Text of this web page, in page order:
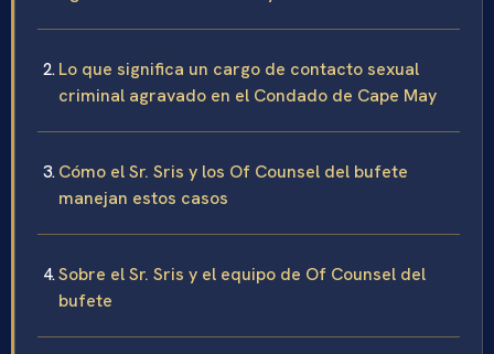
Lo que significa un cargo de contacto sexual
criminal agravado en el Condado de Cape May
Cómo el Sr. Sris y los Of Counsel del bufete
manejan estos casos
Sobre el Sr. Sris y el equipo de Of Counsel del
bufete